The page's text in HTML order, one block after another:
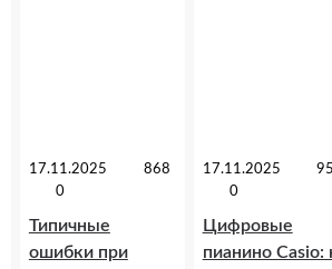
Типичные
ошибки при
17.11.2025
868
0
Цифровые
пианино Casio:
17.11.2025
0